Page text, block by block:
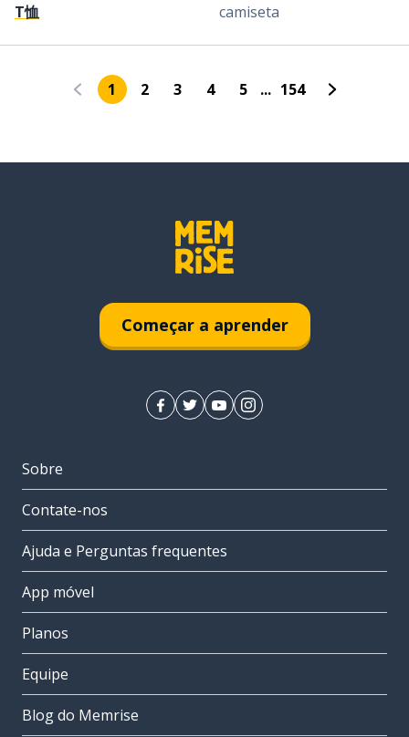
T恤 camiseta
1 2 3 4 5 ... 154
Começar a aprender
Sobre
Contate-nos
Ajuda e Perguntas frequentes
App móvel
Planos
Equipe
Blog do Memrise